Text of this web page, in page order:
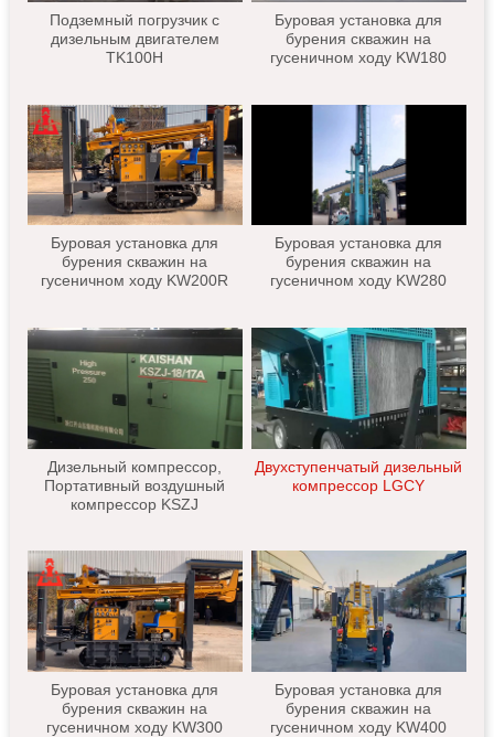
Подземный погрузчик с
дизельным двигателем
TK100H
Буровая установка для
бурения скважин на
гусеничном ходу KW180
Буровая установка для
бурения скважин на
гусеничном ходу KW200R
Буровая установка для
бурения скважин на
гусеничном ходу KW280
Дизельный компрессор,
Портативный воздушный
компрессор KSZJ
Двухступенчатый дизельный
компрессор LGCY
Буровая установка для
бурения скважин на
гусеничном ходу KW300
Буровая установка для
бурения скважин на
гусеничном ходу KW400